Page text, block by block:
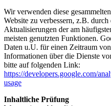
Wir verwenden diese
Website zu verbessern, z.B.
Aktualisierungen der am
meisten genutzten Funktionen.
Daten u.U. für einen Zeitraum
Informationen über die Dienste
bitte auf folgenden Link:
https://developers.google.com/
usage
Inhaltliche Prüfung